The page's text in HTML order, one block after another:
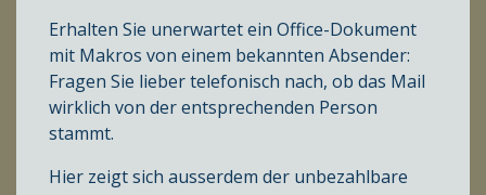
Erhalten Sie unerwartet ein Office-Dokument
mit Makros von einem bekannten Absender:
Fragen Sie lieber telefonisch nach, ob das Mail
wirklich von der entsprechenden Person
stammt.
Hier zeigt sich ausserdem der unbezahlbare